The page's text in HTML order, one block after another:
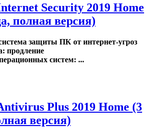
Security 2019 Home
полная версия)
защиты ПК от интернет-угроз
: продление
систем: ...
Plus 2019 Home (3
версия)